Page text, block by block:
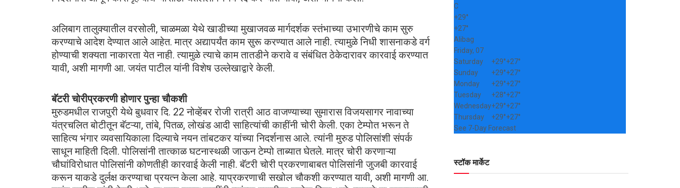
अलिबाग तालुक्यातील वरसोली, चाळमळा येथे खाडीच्या मुखाजवळ मार्गदर्शक स्तंभाच्या उभारणीचे काम सुरु
करण्याचे आदेश देण्यात आले आहेत. मात्र अद्यापर्यंत काम सुरू करण्यात आले नाही. त्यामुळे निधी शासनाकडे वर्ग
होण्याची शक्यता नाकारता येत नाही. त्यामुळे त्याचे काम तातडीने करावे व संबंधित ठेकेदारावर कारवाई करण्यात
यावी, अशी मागणी आ. जयंत पाटील यांनी विशेष उल्लेखाद्वारे केली.
बॅटरी चोरीप्रकरणी होणार पुन्हा चौकशी
मुरुडमधील राजपुरी येथे बुधवार दि. 22 नोव्हेंबर रोजी रात्री आठ वाजण्याच्या सुमारास विजयसागर नावाच्या
यंत्रचलित बोटीतून बॅटऱ्या, तांबे, पितळ, लोखंड आदी साहित्यांची काहींनी चोरी केली. एका टेम्पोत भरून ते
साहित्य भंगार व्यवसायिकाला दिल्याचे नयन तांबटकर यांच्या निदर्शनास आले. त्यांनी मुरुड पोलिसांशी संपर्क
साधून माहिती दिली. पोलिसांनी तात्काळ घटनास्थळी जाऊन टेम्पो ताब्यात घेतले. मात्र चोरी करणाऱ्या
चौघांविरोधात पोलिसांनी कोणतीही कारवाई केली नाही. बॅटरी चोरी प्रकरणाबाबत पोलिसांनी जुजबी कारवाई
करून याकडे दुर्लक्ष करण्याचा प्रयत्न केला आहे. याप्रकरणाची सखोल चौकशी करण्यात यावी, अशी मागणी आ.
C
+29°
+27°
Alibag
Friday, 07
Saturday
+29°+27°
Sunday
+29°+27°
Monday
+29°+27°
Tuesday
+28°+27°
Wednesday+29°+27°
Thursday
+29°+27°
See 7-Day Forecast
स्टॉक मार्केट